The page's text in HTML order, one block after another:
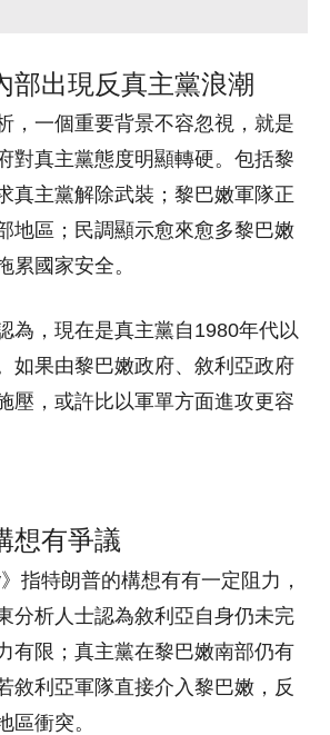
部出現反真主黨浪潮
，一個重要背景不容忽視，就是
對真主黨態度明顯轉硬。包括黎
真主黨解除武裝；黎巴嫩軍隊正
地區；民調顯示愈來愈多黎巴嫩
累國家安全。
為，現在是真主黨自1980年代以
如果由黎巴嫩政府、敘利亞政府
壓，或許比以軍單方面進攻更容
想有爭議
指特朗普的構想有有一定阻力，
分析人士認為敘利亞自身仍未完
有限；真主黨在黎巴嫩南部仍有
敘利亞軍隊直接介入黎巴嫩，反
區衝突。